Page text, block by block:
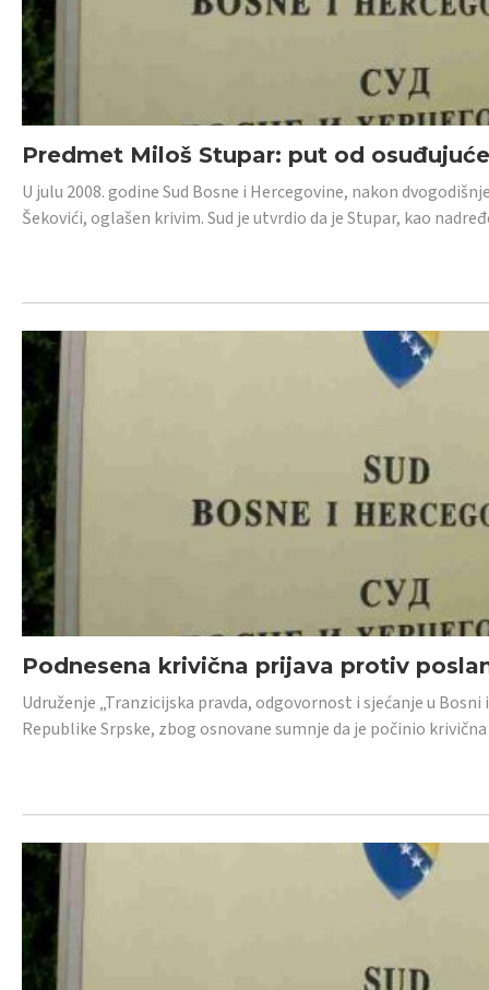
Predmet Miloš Stupar: put od
U julu 2008. godine Sud Bosne i Hercegovine, nakon
Šekovići, oglašen krivim. Sud je utvrdio da je Stupar, kao
Podnesena krivična prijava protiv
Udruženje „Tranzicijska pravda, odgovornost i sjećanje u
Republike Srpske, zbog osnovane sumnje da je počinio